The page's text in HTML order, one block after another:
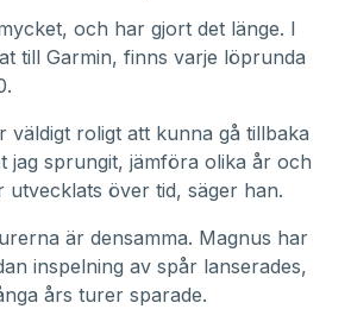
och har gjort det länge. I
till Garmin, finns varje löprunda
väldigt roligt att kunna gå tillbaka
jag sprungit, jämföra olika år och
över tid, säger han.
är densamma. Magnus har
inspelning av spår lanserades,
års turer sparade.